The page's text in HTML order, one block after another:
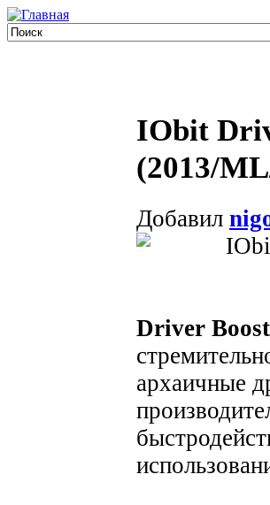
IObit
(2013/
Добавил
Driver
архаичные